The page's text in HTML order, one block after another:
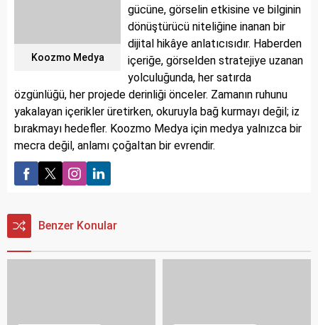
Koozmo Medya
gücüne, görselin etkisine ve bilginin
dönüştürücü niteliğine inanan bir
dijital hikâye anlatıcısıdır. Haberden
içeriğe, görselden stratejiye uzanan
yolculuğunda, her satırda
özgünlüğü, her projede derinliği önceler. Zamanın ruhunu
yakalayan içerikler üretirken, okuruyla bağ kurmayı değil; iz
bırakmayı hedefler. Koozmo Medya için medya yalnızca bir
mecra değil, anlamı çoğaltan bir evrendir.
Benzer Konular